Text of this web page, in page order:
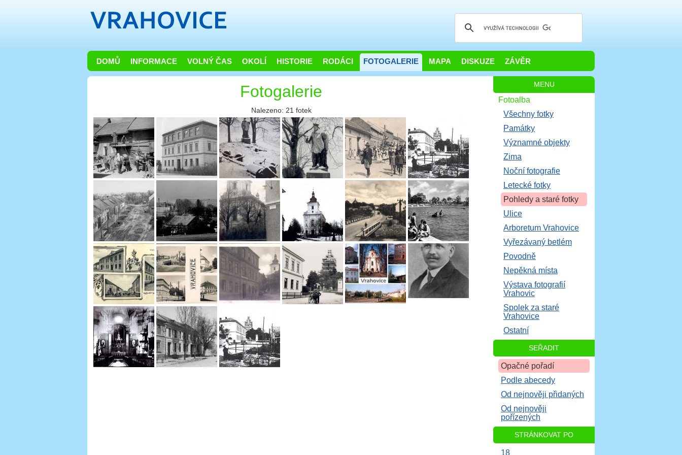
DOMŮ INFORMACE VOLNÝ ČAS OKOLÍ HISTORIE RODÁCI FOTOGALERIE MAPA DISKUZE ZÁVĚR
Fotogalerie
Nalezeno: 21 fotek
MENU
Fotoalba
Všechny fotky
Památky
Významné objekty
Zima
Noční fotografie
Letecké fotky
Pohledy a staré fotky
Ulice
Arboretum Vrahovice
Vyřezávaný betlém
Povodně
Nepěkná místa
Výstava fotografií
Vrahovic
Spolek za staré
Vrahovice
Ostatní
SEŘADIT
Opačné pořadí
Podle abecedy
Od nejnověji přidaných
Od nejnověji
pořízených
STRÁNKOVAT PO
18